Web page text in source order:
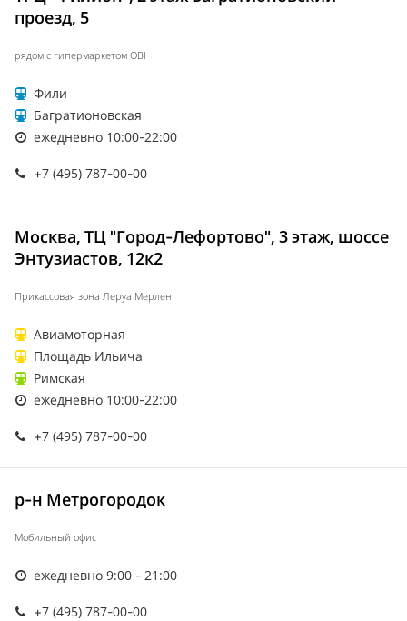
проезд, 5
рядом с гипермаркетом OBI
Фили
Багратионовская
ежедневно 10:00-22:00
+7 (495) 787-00-00
Москва, ТЦ "Город-Лефортово", 3 этаж, шоссе
Энтузиастов, 12к2
Прикассовая зона Леруа Мерлен
Авиамоторная
Площадь Ильича
Римская
ежедневно 10:00-22:00
+7 (495) 787-00-00
р-н Метрогородок
Мобильный офис
ежедневно 9:00 - 21:00
+7 (495) 787-00-00